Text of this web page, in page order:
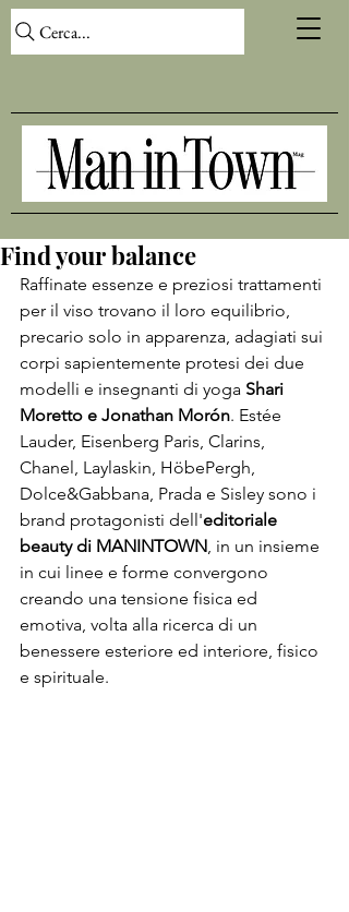
Cerca...
Find your balance
Raffinate essenze e preziosi trattamenti
per il viso trovano il loro equilibrio,
precario solo in apparenza, adagiati sui
corpi sapientemente protesi dei due
modelli e insegnanti di yoga Shari
Moretto e Jonathan Morón. Estée
Lauder, Eisenberg Paris, Clarins,
Chanel, Laylaskin, HöbePergh,
Dolce&Gabbana, Prada e Sisley sono i
brand protagonisti dell'editoriale
beauty di MANINTOWN, in un insieme
in cui linee e forme convergono
creando una tensione fisica ed
emotiva, volta alla ricerca di un
benessere esteriore ed interiore, fisico
e spirituale.